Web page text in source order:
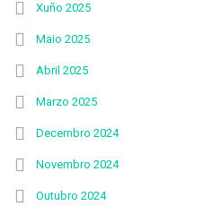
Xuño 2025
Maio 2025
Abril 2025
Marzo 2025
Decembro 2024
Novembro 2024
Outubro 2024